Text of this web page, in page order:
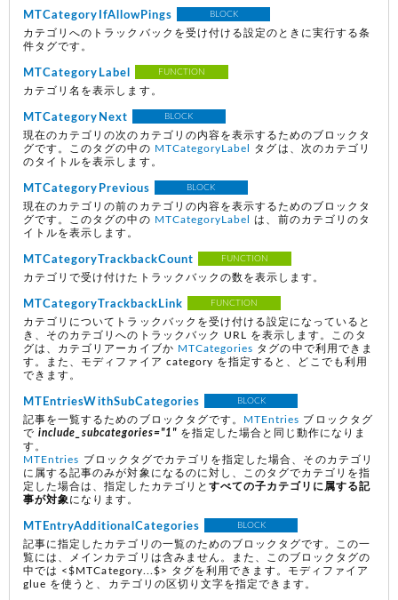
MTCategoryIfAllowPings BLOCK
カテゴリへのトラックバックを受け付ける設定のときに実行する条
件タグです。
MTCategoryLabel FUNCTION
カテゴリ名を表示します。
MTCategoryNext BLOCK
現在のカテゴリの次のカテゴリの内容を表示するためのブロックタ
グです。このタグの中の MTCategoryLabel
タグは、次のカテゴリ
のタイトルを表示します。
MTCategoryPrevious BLOCK
現在のカテゴリの前のカテゴリの内容を表示するためのブロックタ
グです。このタグの中の MTCategoryLabel
は、前のカテゴリのタ
イトルを表示します。
MTCategoryTrackbackCount FUNCTION
カテゴリで受け付けたトラックバックの数を表示します。
MTCategoryTrackbackLink FUNCTION
カテゴリについてトラックバックを受け付ける設定になっていると
き、そのカテゴリへのトラックバック URL を表示します。このタ
グは、カテゴリアーカイブか MTCategories タグの中で利用できま
す。また、モディファイア category を指定すると、どこでも利用
できます。
MTEntriesWithSubCategories BLOCK
記事を一覧するためのブロックタグです。 MTEntries ブロックタグ
でinclude_subcategories="1" を指定した場合と同じ動作になりま
す。
MTEntries ブロックタグでカテゴリを指定した場合、そのカテゴリ
に属する記事のみが対象になるのに対し、このタグでカテゴリを指
定した場合は、指定したカテゴリと すべての子カテゴリに属する記
事が対象になります。
MTEntryAdditionalCategories BLOCK
記事に指定したカテゴリの一覧のためのブロックタグです。この一
覧には、メインカテゴリは含みません。また、このブロックタグの
中では <$MTCategory...$> タグを利用できます。モディファイア
glue を使うと、カテゴリの区切り文字を指定できます。